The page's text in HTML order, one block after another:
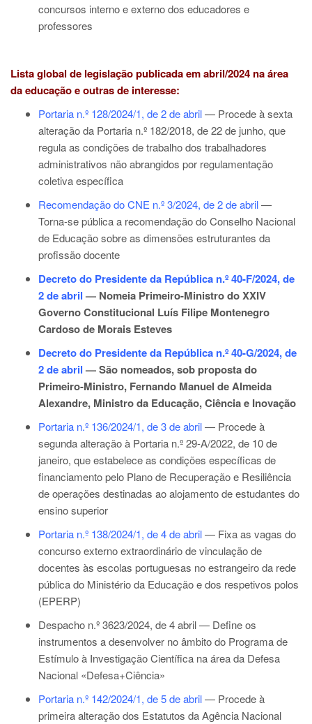
concursos interno e externo dos educadores e
professores
Lista global de legislação publicada em abril/2024 na área
da educação e outras de interesse:
Portaria n.º 128/2024/1, de 2 de abril— Procede à sexta
alteração da Portaria n.º 182/2018, de 22 de junho, que
regula as condições de trabalho dos trabalhadores
administrativos não abrangidos por regulamentação
coletiva específica
Recomendação do CNE n.º 3/2024, de 2 de abril—
Torna-se pública a recomendação do Conselho Nacional
de Educação sobre as dimensões estruturantes da
profissão docente
Decreto do Presidente da República n.º 40-F/2024, de
2 de abril — Nomeia Primeiro-Ministro do XXIV
Governo Constitucional Luís Filipe Montenegro
Cardoso de Morais Esteves
Decreto do Presidente da República n.º 40-G/2024, de
2 de abril — São nomeados, sob proposta do
Primeiro-Ministro, Fernando Manuel de Almeida
Alexandre, Ministro da Educação, Ciência e Inovação
Portaria n.º 136/2024/1, de 3 de abril— Procede à
segunda alteração à Portaria n.º 29-A/2022, de 10 de
janeiro, que estabelece as condições específicas de
financiamento pelo Plano de Recuperação e Resiliência
de operações destinadas ao alojamento de estudantes do
ensino superior
Portaria n.º 138/2024/1, de 4 de abril— Fixa as vagas do
concurso externo extraordinário de vinculação de
docentes às escolas portuguesas no estrangeiro da rede
pública do Ministério da Educação e dos respetivos polos
(EPERP)
Despacho n.º 3623/2024, de 4 abril— Define os
instrumentos a desenvolver no âmbito do Programa de
Estímulo à Investigação Científica na área da Defesa
Nacional «Defesa+Ciência»
Portaria n.º 142/2024/1, de 5 de abril— Procede à
primeira alteração dos Estatutos da Agência Nacional